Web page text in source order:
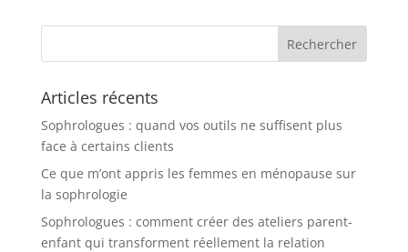
Articles récents
Sophrologues : quand vos outils ne suffisent plus
face à certains clients
Ce que m’ont appris les femmes en ménopause sur
la sophrologie
Sophrologues : comment créer des ateliers parent-
enfant qui transforment réellement la relation